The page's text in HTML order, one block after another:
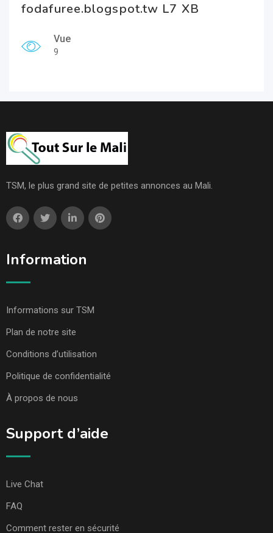
fodafuree.blogspot.tw L7 XB
Vue
9
TSM, le plus grand site de petites annonces au Mali.
Information
Informations sur TSM
Plan de notre site
Conditions d’utilisation
Politique de confidentialité
À propos de nous
Support d’aide
Live Chat
FAQ
Comment rester en sécurité